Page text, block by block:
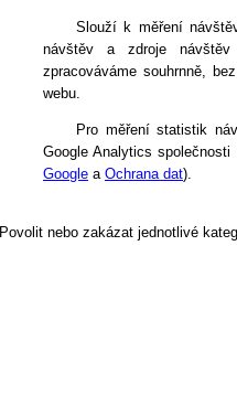
Slouží k měření
návštěv a zdroje
zpracováváme souhrnně,
webu.
Pro měření statistik
Google Analytics
Google a Ochrana dat).
Povolit nebo zakázat jednotlivé